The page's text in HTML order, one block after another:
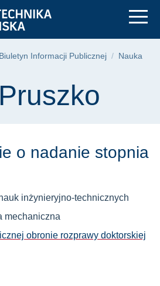
|
Biuletyn Informacji Publicznej
Nauka
o nadanie stopnia
inżynieryjno-technicznych
mechaniczna
obronie rozprawy doktorskiej